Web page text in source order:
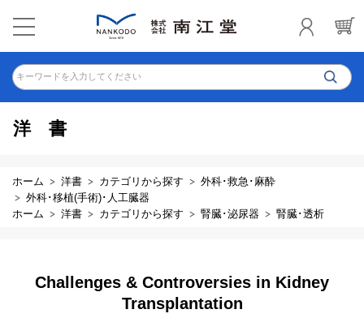
キーワードを入力してください
洋書
ホーム 洋書 カテゴリから探す
外科･救急･麻酔
外科･移植(手術)･人工臓器
ホーム
洋書 カテゴリから探す 腎臓･泌尿器 腎臓･透析
Challenges & Controversies in Kidney
Transplantation